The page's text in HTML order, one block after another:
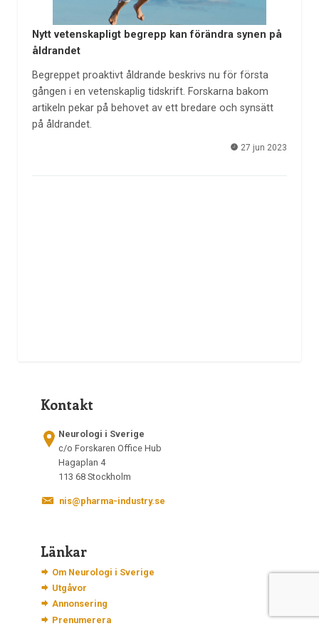
Nytt vetenskapligt begrepp kan förändra synen på
åldrandet
Begreppet proaktivt åldrande beskrivs nu för första
gången i en vetenskaplig tidskrift. Forskarna bakom
artikeln pekar på behovet av ett bredare och synsätt
på åldrandet.
27 jun 2023
Kontakt
Neurologi i Sverige
c/o Forskaren Office Hub
Hagaplan 4
113 68 Stockholm
nis@pharma-industry.se
Länkar
Om Neurologi i Sverige
Utgåvor
Annonsering
Prenumerera